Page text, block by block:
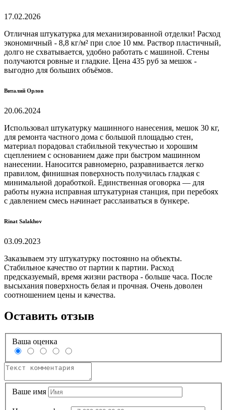
17.02.2026
Отличная штукатурка для механизированной отделки! Расход
экономичный - 8,8 кг/м² при слое 10 мм. Раствор пластичный,
долго не схватывается, удобно работать с машиной. Стены
получаются ровные и гладкие. Цена 435 руб за мешок -
выгодно для больших объёмов.
Виталий Орлов
20.06.2024
Использовал штукатурку машинного нанесения, мешок 30 кг,
для ремонта частного дома с большой площадью стен,
материал порадовал стабильной текучестью и хорошим
сцеплением с основанием даже при быстром машинном
нанесении. Наносится равномерно, разравнивается легко
правилом, финишная поверхность получилась гладкая с
минимальной доработкой. Единственная оговорка — для
работы нужна исправная штукатурная станция, при перебоях
с давлением смесь начинает расслаиваться в бункере.
Rinat Salakhov
03.09.2023
Заказываем эту штукатурку постоянно на объекты.
Стабильное качество от партии к партии. Расход
предсказуемый, время жизни раствора - больше часа. После
высыхания поверхность белая и прочная. Очень доволен
соотношением цены и качества.
Оставить отзыв
Ваша оценка
Ваше имя